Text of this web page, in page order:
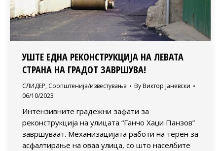
УШТЕ ЕДНА РЕКОНСТРУКЦИЈА НА ЛЕВАТА
СТРАНА НА ГРАДОТ ЗАВРШУВА!
СЛИДЕР, Соопштенија/известувања By Виктор Јаневски
06/10/2023
Интензивните градежни зафати за
реконструкција на улицата “Ганчо Хаџи Панзов”
завршуваат. Механизацијата работи на терен за
асфалтирање на оваа улица, со што населбите